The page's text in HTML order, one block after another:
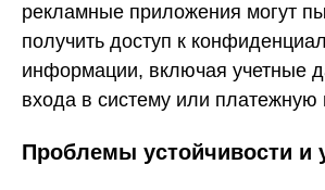
рекламные приложения могут
получить доступ к
информации, включая учетные
входа в систему или
Проблемы устойчивости и